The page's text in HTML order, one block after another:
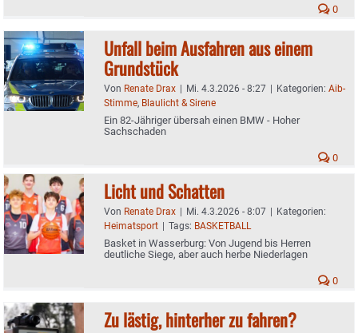
0
Unfall beim Ausfahren aus einem
Grundstück
Von Renate Drax | Mi. 4.3.2026 - 8:27 | Kategorien: Aib-
Stimme, Blaulicht & Sirene
Ein 82-Jähriger übersah einen BMW - Hoher
Sachschaden
0
Licht und Schatten
Von Renate Drax | Mi. 4.3.2026 - 8:07 | Kategorien:
Heimatsport | Tags: BASKETBALL
Basket in Wasserburg: Von Jugend bis Herren
deutliche Siege, aber auch herbe Niederlagen
0
Zu lästig, hinterher zu fahren?